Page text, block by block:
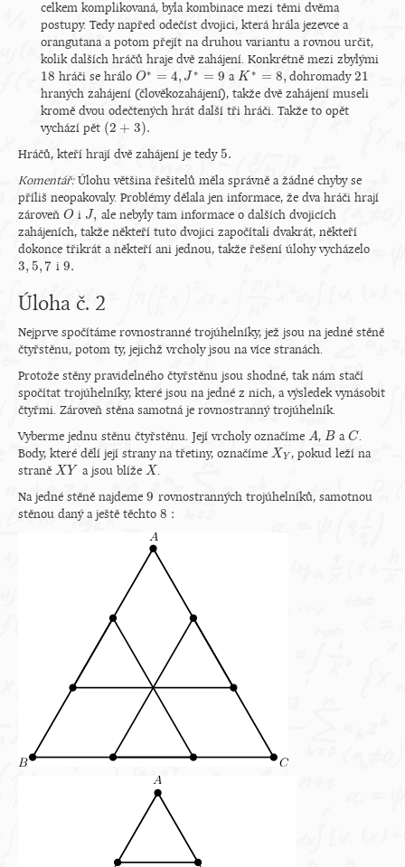
celkem komplikovaná, byla kombinace mezi těmi dvěma
postupy. Tedy napřed odečíst dvojici, která hrála jezevce a
orangutana a potom přejít na druhou variantu a rovnou určit,
kolik dalších hráčů hraje dvě zahájení. Konkrétně mezi zbylými
18
18 hráči se hráloO∗ = 4, J ∗ = 9
O∗ =4 J∗=9 aK ∗ = 8,
K∗ =8, dohromady21
21
hraných zahájení (člověkozahájení), takže dvě zahájení museli
kromě dvou odečtených hrát další tři hráči. Takže to opět
vychází pět (2 + 3).
(2+3) .
Hráčů, kteří hrají dvě zahájení je tedy5.
5.
Komentář:Úlohu většina řešitelů měla správně a žádné chyby se
příliš neopakovaly. Problémy dělala jen informace, že dva hráči hrají
zároveň O
O i J,
J, ale nebyly tam informace o dalších dvojicích
zahájeních, takže někteří tuto dvojici započítali dvakrát, někteří
dokonce třikrát a někteří ani jednou, takže řešení úlohy vycházelo
3, 5, 7
3,5,7 i 9.
9.
Úloha č. 2
Nejprve spočítáme rovnostranné trojúhelníky, jež jsou na jedné stěně
čtyřstěnu, potom ty, jejichž vrcholy jsou na více stranách.
Protože stěny pravidelného čtyřstěnu jsou shodné, tak nám stačí
spočítat trojúhelníky, které jsou na jedné z nich, a výsledek vynásobit
čtyřmi. Zároveň stěna samotná je rovnostranný trojúhelník.
Vyberme jednu stěnu čtyřstěnu. Její vrcholy označíme A
A ,B
B aC
C .
Body, které dělí její strany na třetiny, označíme X Y
XY , pokud leží na
straně X Y
XY a jsou blíže X
X .
Na jedné stěně najdeme 9
9 rovnostranných trojúhelníků, samotnou
stěnou daný a ještě těchto 8 :
8